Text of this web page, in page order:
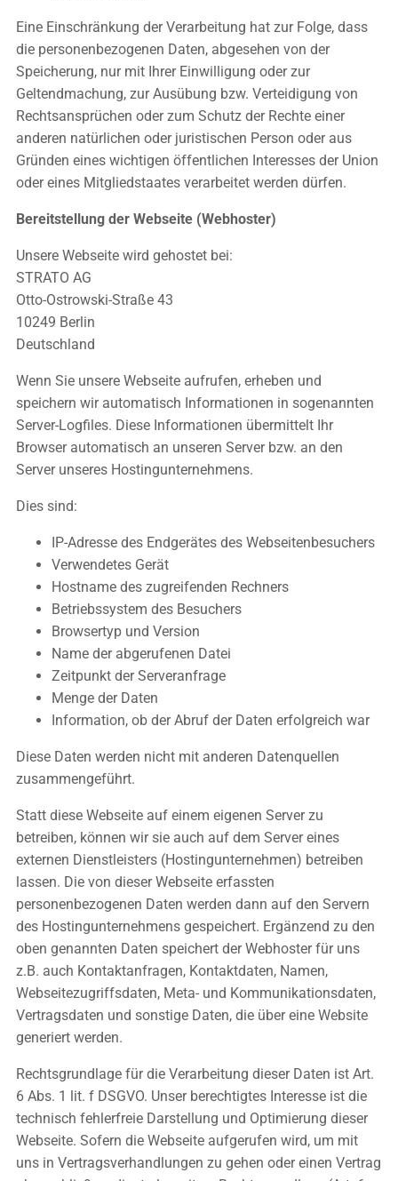
Eine Einschränkung der Verarbeitung hat zur Folge, dass
die personenbezogenen Daten, abgesehen von der
Speicherung, nur mit Ihrer Einwilligung oder zur
Geltendmachung, zur Ausübung bzw. Verteidigung von
Rechtsansprüchen oder zum Schutz der Rechte einer
anderen natürlichen oder juristischen Person oder aus
Gründen eines wichtigen öffentlichen Interesses der Union
oder eines Mitgliedstaates verarbeitet werden dürfen.
Bereitstellung der Webseite (Webhoster)
Unsere Webseite wird gehostet bei:
STRATO AG
Otto-Ostrowski-Straße 43
10249 Berlin
Deutschland
Wenn Sie unsere Webseite aufrufen, erheben und
speichern wir automatisch Informationen in sogenannten
Server-Logfiles. Diese Informationen übermittelt Ihr
Browser automatisch an unseren Server bzw. an den
Server unseres Hostingunternehmens.
Dies sind:
IP-Adresse des Endgerätes des Webseitenbesuchers
Verwendetes Gerät
Hostname des zugreifenden Rechners
Betriebssystem des Besuchers
Browsertyp und Version
Name der abgerufenen Datei
Zeitpunkt der Serveranfrage
Menge der Daten
Information, ob der Abruf der Daten erfolgreich war
Diese Daten werden nicht mit anderen Datenquellen
zusammengeführt.
Statt diese Webseite auf einem eigenen Server zu
betreiben, können wir sie auch auf dem Server eines
externen Dienstleisters (Hostingunternehmen) betreiben
lassen. Die von dieser Webseite erfassten
personenbezogenen Daten werden dann auf den Servern
des Hostingunternehmens gespeichert. Ergänzend zu den
oben genannten Daten speichert der Webhoster für uns
z.B. auch Kontaktanfragen, Kontaktdaten, Namen,
Webseitezugriffsdaten, Meta- und Kommunikationsdaten,
Vertragsdaten und sonstige Daten, die über eine Website
generiert werden.
Rechtsgrundlage für die Verarbeitung dieser Daten ist Art.
6 Abs. 1 lit. f DSGVO. Unser berechtigtes Interesse ist die
technisch fehlerfreie Darstellung und Optimierung dieser
Webseite. Sofern die Webseite aufgerufen wird, um mit
uns in Vertragsverhandlungen zu gehen oder einen Vertrag